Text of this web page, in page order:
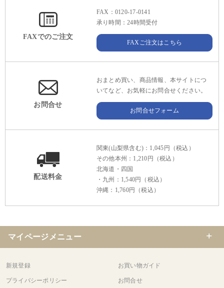
FAXでのご注文
FAX：0120-17-0141
承り時間：24時間受付
FAXご注文はこちら
お問合せ
おまとめ買い、商品情報、本サイトにつ
いてなど、お気軽にお問合せください。
お問合せフォーム
配送料金
関東(山梨県含む)：1,045円（税込）
その他本州：1,210円（税込）
北海道・四国
・九州：1,540円（税込）
沖縄：1,760円（税込）
マイページメニュー
新規登録 お買い物ガイド
プライバシーポリシー お問合せ